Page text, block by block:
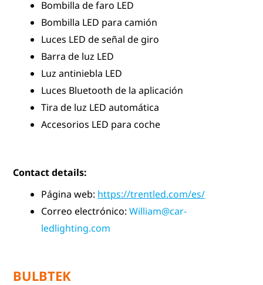
Bombilla de faro LED
Bombilla LED para camión
Luces LED de señal de giro
Barra de luz LED
Luz antiniebla LED
Luces Bluetooth de la aplicación
Tira de luz LED automática
Accesorios LED para coche
Contact details:
Página web: https://trentled.com/es/
Correo electrónico:William@car-
ledlighting.com
BULBTEK